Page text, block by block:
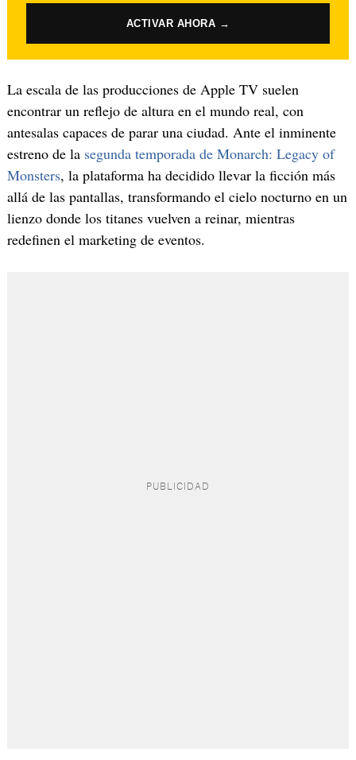
ACTIVAR AHORA →
La escala de las producciones de Apple TV suelen
encontrar un reflejo de altura en el mundo real, con
antesalas capaces de parar una ciudad. Ante el inminente
estreno de la segunda temporada de Monarch: Legacy of
Monsters, la plataforma ha decidido llevar la ficción más
allá de las pantallas, transformando el cielo nocturno en un
lienzo donde los titanes vuelven a reinar, mientras
redefinen el marketing de eventos.